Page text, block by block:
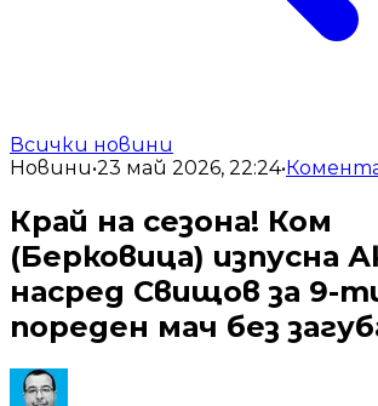
Всички новини
Новини•23 май 2026, 22:24•
Край на сезона! Ком
(Берковица) изпусна
насред Свищов за 9-
пореден мач без